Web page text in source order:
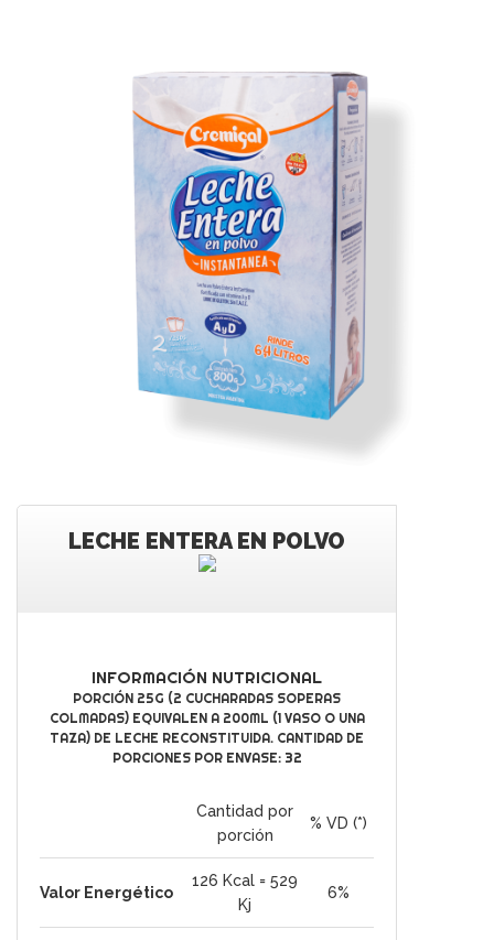
LECHE ENTERA EN POLVO
INFORMACIÓN NUTRICIONAL
PORCIÓN 25G (2 CUCHARADAS SOPERAS
COLMADAS) EQUIVALEN A 200ML (1 VASO O UNA
TAZA) DE LECHE RECONSTITUIDA. CANTIDAD DE
PORCIONES POR ENVASE: 32
Cantidad por
porción
% VD (*)
Valor Energético
126 Kcal = 529
Kj
6%